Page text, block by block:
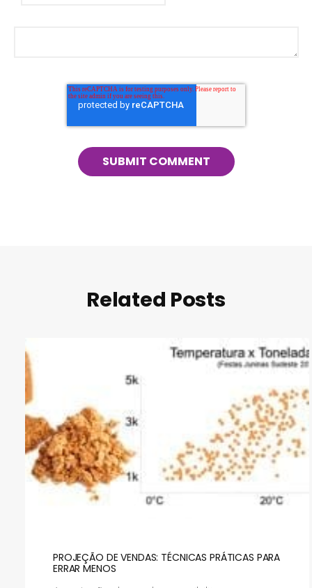
Related Posts
PROJEÇÃO DE VENDAS: TÉCNICAS PRÁTICAS PARA
ERRAR MENOS